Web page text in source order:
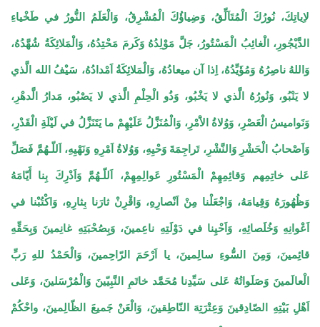
لاِياتِكَ، نُورُكَ الْمُتَاَلِّقُ، وَضِياؤُكَ الْمُشْرِقُ، وَالْعَلَمُ النُّورُ في طَخْياءِ
الدَّيْجُورِ، الْغائِبُ الْمَسْتُورُ، جَلَّ مَوْلِدُهُ وَكَرمَ مَحْتِدُهُ، وَالْمَلائِكَةُ شُهَّدُهُ،
وَاللهُ ناصِرُهُ وَمُؤَيِّدُهُ، اِذا آن ميعادُهُ، وَالْمَلائِكَةُ اَمْدادُهُ، سَيْفُ الله الَّذي
لا يَنْبُو، وَنُورُهُ الَّذي لا يَخْبُو، وَذُو الْحِلْمِ الَّذي لا يَصْبُو، مَدارُ الَّدهْرِ،
وَنَواميسُ الْعَصْرِ، وَوُلاةُ الاَْمْرِ، وَالْمُنَزَّلُ عَلَيْهِمْ ما يَتَنَزَّلُ في لَيْلَةِ الْقَدْرِ،
وَاَصْحابُ الْحَشْرِ وَالنَّشْرِ، تَراجِمَةَ وَحْيِهِ، وَوُلاةُ اَمْرِهِ وَنَهْيِهِ، اَللّـهُمَّ فَصَلِّ
عَلى خاتِمِهم وَقائِمِهِمْ الْمَسْتُورِ عَوالِمِهِمْ، اَللّـهُمَّ وَاَدْرِكَ بِنا أَيّامَهُ
وَظُهُورَهُ وَقِيامَهُ، وَاجْعَلْنا مِنْ اَنْصارِهِ، وَاقْرِنْ ثارَنا بِثارِهِ، وَاكْتُبْنا في
اَعْوانِهِ وَخُلَصائِهِ، وَاَحْيِنا في دَوْلَتِهِ ناعِمينَ، وَبِصُحْبَتِهِ غانِمينَ وَبِحَقِّهِ
قائِمينَ، وَمِنَ السُّوءِ سالِمينَ، يا اَرْحَمَ الرّاحِمينَ، وَالْحَمْدُ للهِ رَبِّ
الْعالَمينَ وَصَلَواتُهُ عَلى سَيِّدِنا مُحَمَّد خاتَمِ النَّبِيّينَ وَالْمُرْسَلينَ، وَعَلى
اَهْلِ بَيْتِهِ الصّادِقينَ وَعِتْرَتِهَ النّاطِقينَ، وَالْعَنْ جَميعَ الظّالِمينَ، واحْكُمْ